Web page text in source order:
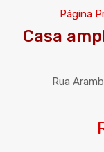
Página
Casa
Rua